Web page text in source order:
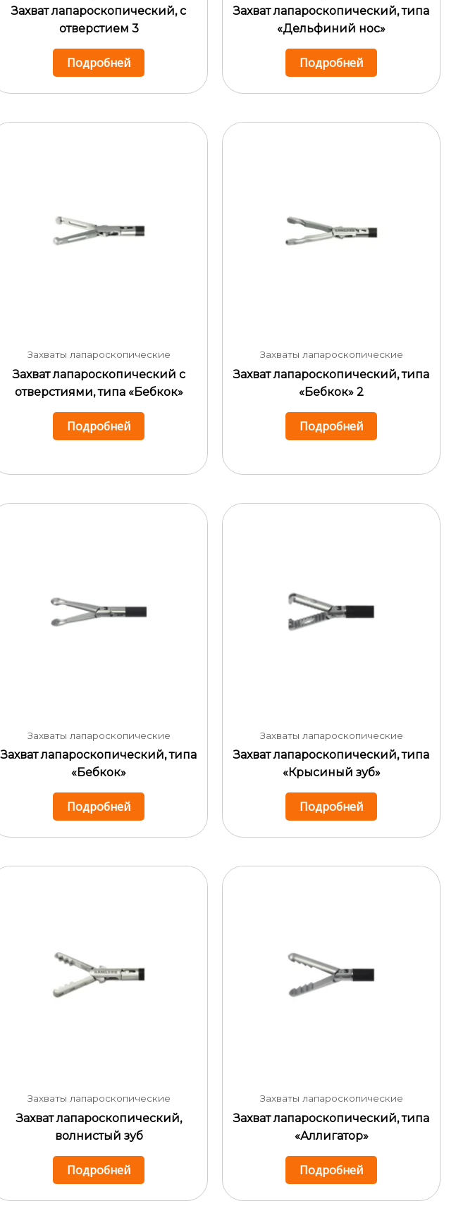
Захват лапароскопический, с
отверстием 3
Подробней
Захват лапароскопический, типа
«Дельфиний нос»
Подробней
Захваты лапароскопические
Захват лапароскопический с
отверстиями, типа «Бебкок»
Подробней
Захваты лапароскопические
Захват лапароскопический, типа
«Бебкок» 2
Подробней
Захваты лапароскопические
Захват лапароскопический, типа
«Бебкок»
Подробней
Захваты лапароскопические
Захват лапароскопический, типа
«Крысиный зуб»
Подробней
Захваты лапароскопические
Захват лапароскопический,
волнистый зуб
Подробней
Захваты лапароскопические
Захват лапароскопический, типа
«Аллигатор»
Подробней